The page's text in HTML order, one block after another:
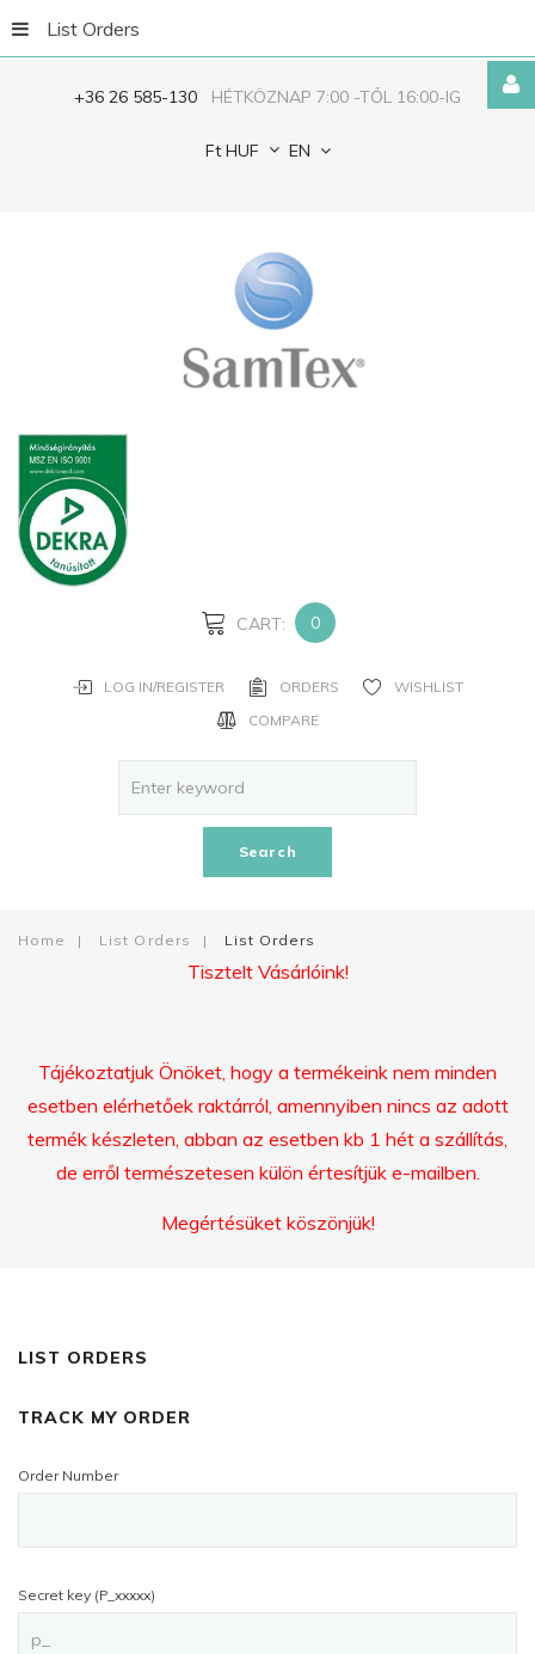
+36 26 585-130 HÉTKÖZNAP 7:00 -TŐL 16:00-IG
Ft HUF EN
CART: 0
LOG IN/REGISTER ORDERS
WISHLIST
COMPARE
Search
List Orders
Home | List Orders | List Orders
Tisztelt Vásárlóink!
Tájékoztatjuk Önöket, hogy a termékeink nem minden
esetben elérhetőek raktárról, amennyiben nincs az adott
termék készleten, abban az esetben kb 1 hét a szállítás,
de erről természetesen külön értesítjük e-mailben.
Megértésüket köszönjük!
LIST ORDERS
TRACK MY ORDER
Order Number
Secret key (P_xxxxx)
Remember
Me
YOUR
CREATE
AN
Facebook